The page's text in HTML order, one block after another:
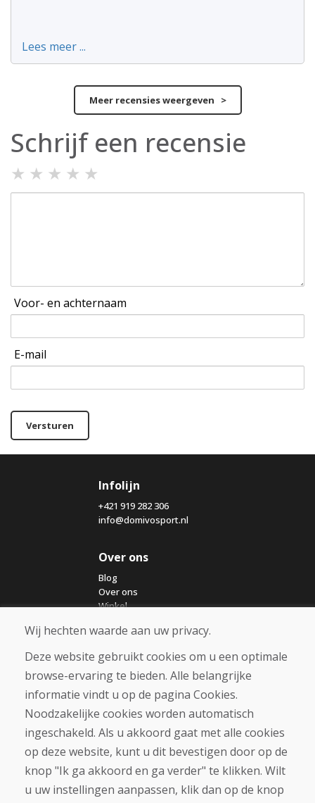
Lees meer ...
Meer recensies weergeven >
Schrijf een recensie
★ ★ ★ ★ ★
Voor- en achternaam
E-mail
Versturen
Infolijn
+421 919 282 306
info@domivosport.nl
Over ons
Blog
Over ons
Winkel
Aankoop
Eshop
Algemene voorwaarden
Betaling
Klacht
Retourneren en ruilen van goederen
Cookies
Wij hechten waarde aan uw privacy.
Deze website gebruikt cookies om u een optimale
browse-ervaring te bieden. Alle belangrijke
informatie vindt u op de pagina Cookies.
Noodzakelijke cookies worden automatisch
ingeschakeld. Als u akkoord gaat met alle cookies
op deze website, kunt u dit bevestigen door op de
knop "Ik ga akkoord en ga verder" te klikken. Wilt
u uw instellingen aanpassen, klik dan op de knop